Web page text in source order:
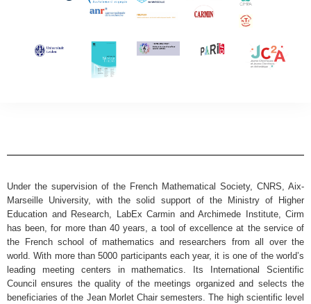
Under the supervision of the French Mathematical Society, CNRS, Aix-
Marseille University, with the solid support of the Ministry of Higher
Education and Research, LabEx Carmin and Archimede Institute, Cirm
has been, for more than 40 years, a tool of excellence at the service of
the French school of mathematics and researchers from all over the
world. With more than 5000 participants each year, it is one of the world’s
leading meeting centers in mathematics. Its International Scientific
Council ensures the quality of the meetings organized and selects the
beneficiaries of the Jean Morlet Chair semesters. The high scientific level